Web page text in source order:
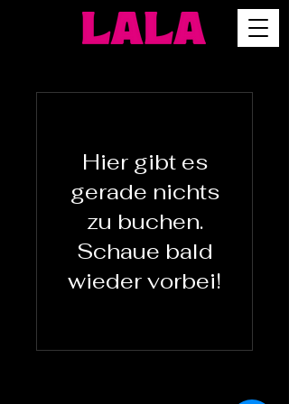
Hier gibt es
gerade nichts
zu buchen.
Schaue bald
wieder vorbei!